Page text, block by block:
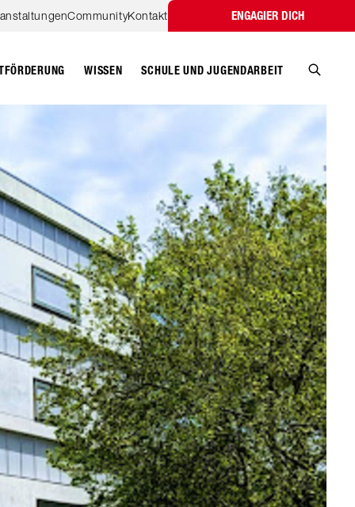
CommunityKontakt ENGAGIER DICH
WISSEN SCHULE UND JUGENDARBEIT